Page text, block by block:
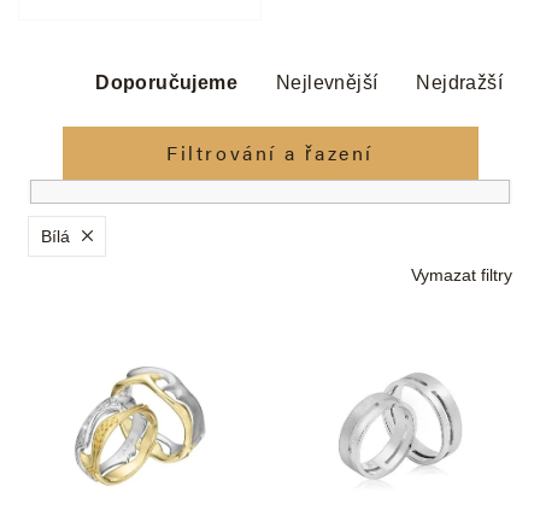
z
n
í
p
r
t
ů
Doporučujeme Nejlevnější Nejdražší
Filtrování a řazení
Bílá
Vymazat filtry